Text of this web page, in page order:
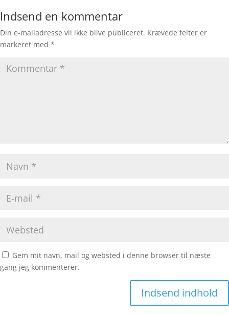
Indsend en kommentar
Din e-mailadresse vil ikke blive publiceret. Krævede felter er
markeret med *
Gem mit navn, mail og websted i denne browser til næste
gang jeg kommenterer.
Indsend indhold